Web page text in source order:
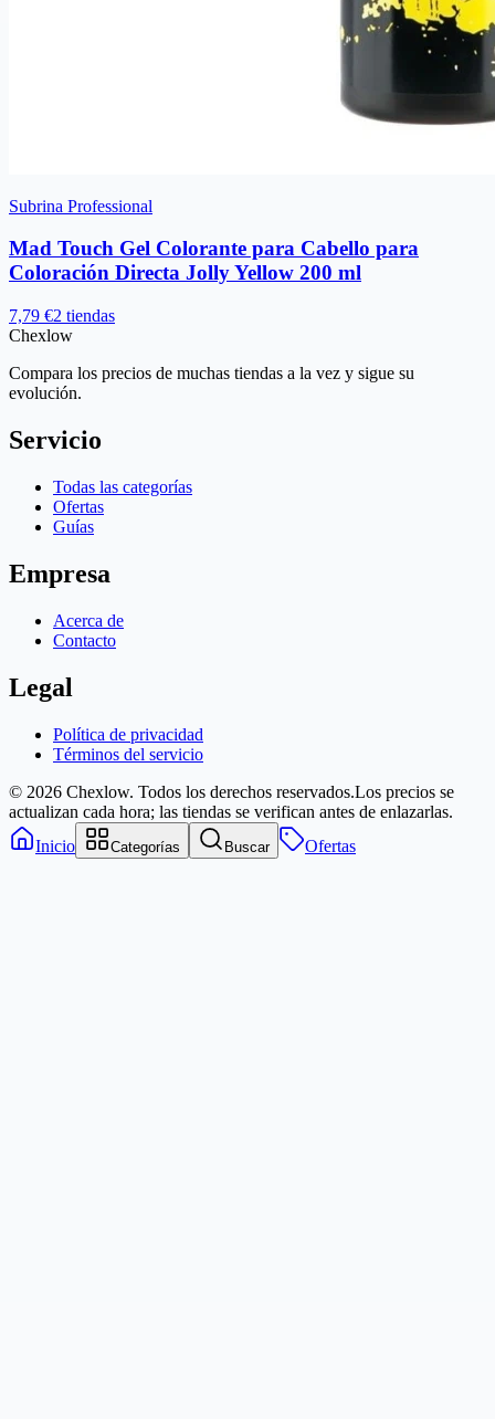
Subrina Professional
Mad Touch Gel Colorante para Cabello para
Coloración Directa Jolly Yellow 200 ml
7,79 €2 tiendas
Chexlow
Compara los precios de muchas tiendas a la vez y sigue su
evolución.
Servicio
Todas las categorías
Ofertas
Guías
Empresa
Acerca de
Contacto
Legal
Política de privacidad
Términos del servicio
© 2026 Chexlow. Todos los derechos reservados.Los precios se
actualizan cada hora; las tiendas se verifican antes de enlazarlas.
Inicio
Categorías Buscar Ofertas